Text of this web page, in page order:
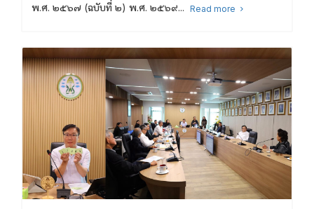
พ.ศ. ๒๕๖๗ (ฉบับที่ ๒) พ.ศ. ๒๕๖๙... Read more